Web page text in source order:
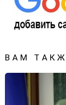
ВАМ